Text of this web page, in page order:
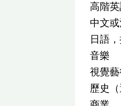
高階
中文
日語
音樂
視覺
歷史